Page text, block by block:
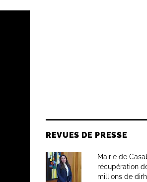
REVUES DE PRESSE
Mairie de
récupération
millions de